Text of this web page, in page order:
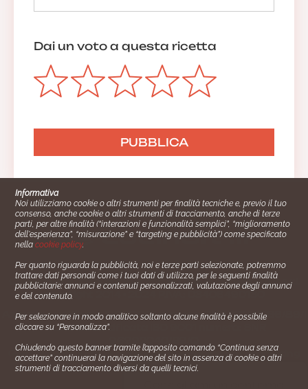
Dai un voto a questa ricetta
Cucinare.it è un marchio commerciale di Impiego24.it s.r.l.
copyright 2014 - 2024 P.IVA: 03406490130
Azienda certiﬁcata ISO 27001 numero: SNR 73140386/89/I
- Azienda certiﬁcata ISO 9001 numero: SNR
Gestione consensi e categorie merceologiche marketing
Informativa
Noi utilizziamo cookie o altri strumenti per finalità tecniche e, previo il tuo
consenso, anche cookie o altri strumenti di tracciamento, anche di terze
parti, per altre finalità (“interazioni e funzionalità semplici”, “miglioramento
dell'esperienza”, “misurazione” e “targeting e pubblicità”) come specificato
nellacookie policy.
Per quanto riguarda la pubblicità, noi e terze parti selezionate, potremmo
trattare dati personali come i tuoi dati di utilizzo, per le seguenti finalità
pubblicitarie: annunci e contenuti personalizzati, valutazione degli annunci
e del contenuto.
Per selezionare in modo analitico soltanto alcune finalità è possibile
cliccare su “Personalizza”.
Chiudendo questo banner tramite l’apposito comando “Continua senza
accettare” continuerai la navigazione del sito in assenza di cookie o altri
strumenti di tracciamento diversi da quelli tecnici.